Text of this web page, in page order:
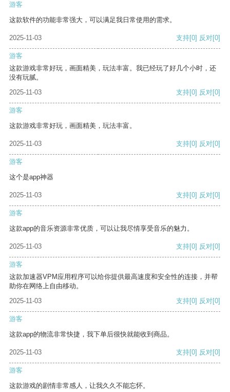
游客
这款软件的功能非常强大，可以满足我日常使用的需求。
2025-11-03 支持[0] 反对[0]
游客
这款游戏非常好玩，画面精美，玩法丰富。我已经玩了好几个小时，还
没有玩腻。
2025-11-03
支持[0] 反对[0]
游客
这款游戏非常好玩，画面精美，玩法丰富。
2025-11-03 支持[0] 反对[0]
游客
这个是app神器
2025-11-03 支持[0] 反对[0]
游客
这款app的音乐资源非常优质，可以让我尽情享受音乐的魅力。
2025-11-03 支持[0] 反对[0]
游客
这款加速器VPM应用程序可以给你提供最高速度和安全性的连接，并帮
助你在网络上自由移动。
2025-11-03
支持[0] 反对[0]
游客
这款app的物流非常快捷，我下单后很快就能收到商品。
2025-11-03 支持[0] 反对[0]
游客
这款游戏的剧情非常感人，让我久久不能忘怀。